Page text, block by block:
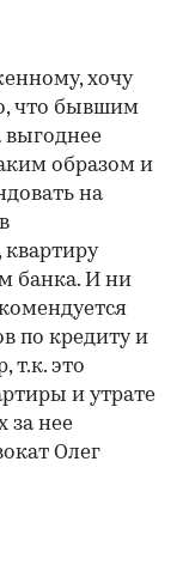
хочу
что бывшим
выгоднее
образом и
на
квартиру
банка. И ни
по кредиту и
т.к. это
и утрате
за нее
Олег